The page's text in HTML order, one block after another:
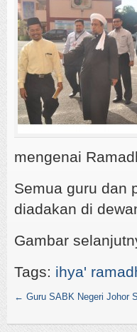
mengenai
Semua guru dan
diadakan di
Gambar
Tags: ihya'
← Guru SABK Negeri Johor